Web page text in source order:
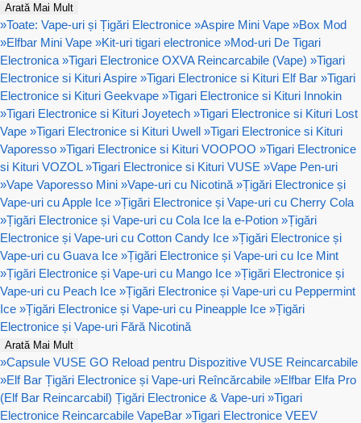
Arată Mai Mult
»Toate: Vape-uri și Țigări Electronice »Aspire Mini Vape »Box Mod
»Elfbar Mini Vape »Kit-uri tigari electronice »Mod-uri De Tigari
Electronica »Tigari Electronice OXVA Reincarcabile (Vape) »Tigari
Electronice si Kituri Aspire »Tigari Electronice si Kituri Elf Bar »Tigari
Electronice si Kituri Geekvape »Tigari Electronice si Kituri Innokin
»Tigari Electronice si Kituri Joyetech »Tigari Electronice si Kituri Lost
Vape »Tigari Electronice si Kituri Uwell »Tigari Electronice si Kituri
Vaporesso »Tigari Electronice si Kituri VOOPOO »Tigari Electronice
si Kituri VOZOL »Tigari Electronice si Kituri VUSE »Vape Pen-uri
»Vape Vaporesso Mini »Vape-uri cu Nicotină »Țigări Electronice și
Vape-uri cu Apple Ice »Țigări Electronice și Vape-uri cu Cherry Cola
»Țigări Electronice și Vape-uri cu Cola Ice la e-Potion »Țigări
Electronice și Vape-uri cu Cotton Candy Ice »Țigări Electronice și
Vape-uri cu Guava Ice »Țigări Electronice și Vape-uri cu Ice Mint
»Țigări Electronice și Vape-uri cu Mango Ice »Țigări Electronice și
Vape-uri cu Peach Ice »Țigări Electronice și Vape-uri cu Peppermint
Ice »Țigări Electronice și Vape-uri cu Pineapple Ice »Țigări
Electronice și Vape-uri Fără Nicotină
Arată Mai Mult
»Capsule VUSE GO Reload pentru Dispozitive VUSE Reincarcabile
»Elf Bar Țigări Electronice și Vape-uri Reîncărcabile »Elfbar Elfa Pro
(Elf Bar Reincarcabil) Țigări Electronice & Vape-uri »Tigari
Electronice Reincarcabile VapeBar »Tigari Electronice VEEV